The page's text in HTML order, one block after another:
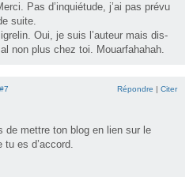
Pas d’inquiétude, j’ai pas prévu
suite.
Oui, je suis l’auteur mais dis-
non plus chez toi. Mouarfahahah.
#7 Répondre | Citer
de mettre ton blog en lien sur le
tu es d’accord.